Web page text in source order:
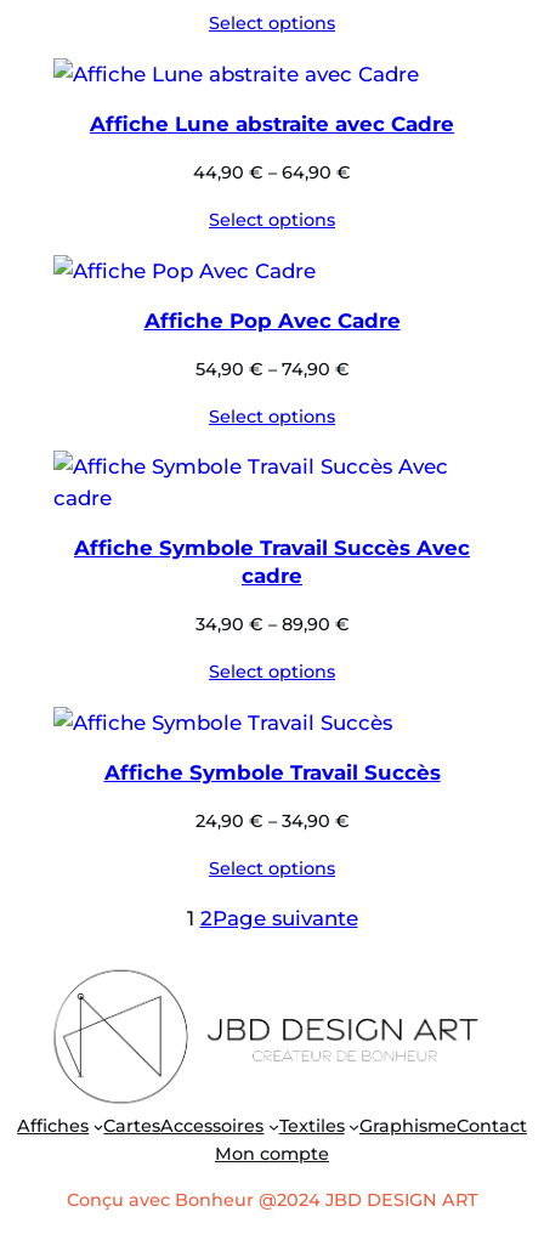
Select options
Affiche Lune abstraite avec Cadre
44,90 € –64,90 €
Select options
Affiche Pop Avec Cadre
54,90 € –74,90 €
Select options
Affiche Symbole Travail Succès Avec
cadre
34,90 € –89,90 €
Select options
Affiche Symbole Travail Succès
24,90 € –34,90 €
Select options
1 2Page suivante
Affiches CartesAccessoires Textiles GraphismeContact
Mon compte
Conçu avec Bonheur @2024 JBD DESIGN ART